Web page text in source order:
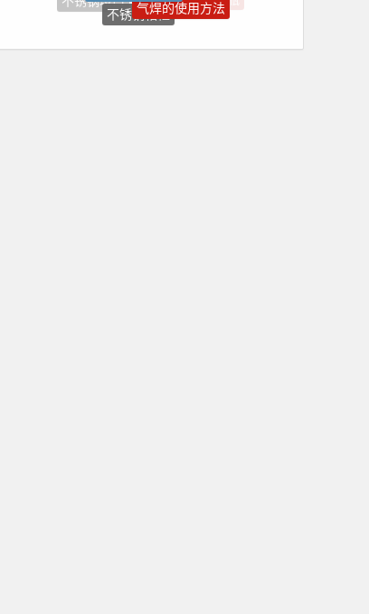
焊接变形
不锈钢花架